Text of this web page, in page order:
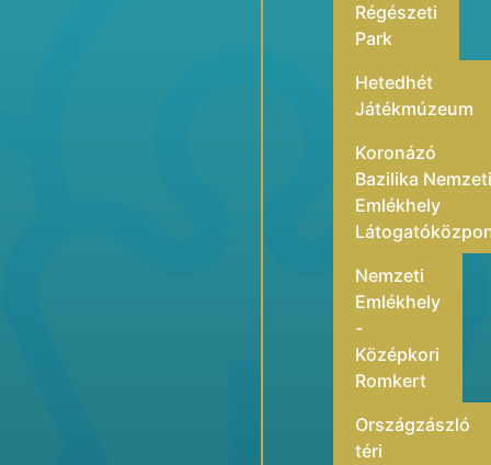
Régészeti
Park
Hetedhét
Játékmúzeum
Koronázó
Bazilika Nemzeti
Emlékhely
Nemzeti
Emlékhely
-
Középkori
Romkert
Országzászló
téri